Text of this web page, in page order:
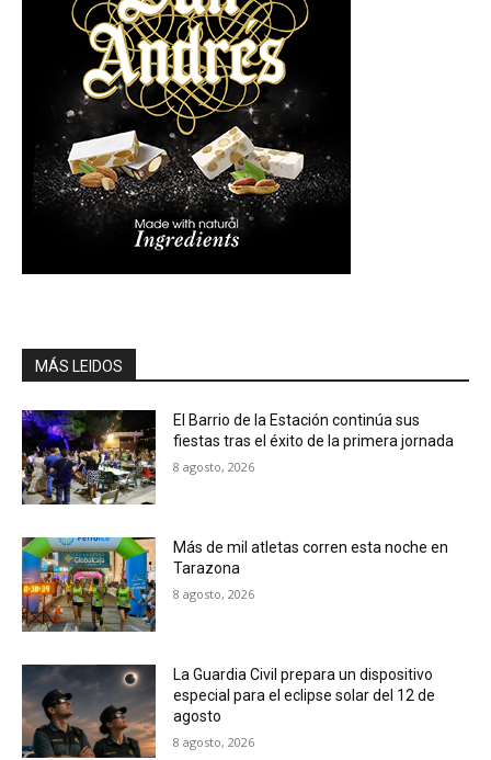
MÁS LEIDOS
El Barrio de la Estación continúa sus
fiestas tras el éxito de la primera jornada
8 agosto, 2026
Más de mil atletas corren esta noche en
Tarazona
8 agosto, 2026
La Guardia Civil prepara un dispositivo
especial para el eclipse solar del 12 de
agosto
8 agosto, 2026